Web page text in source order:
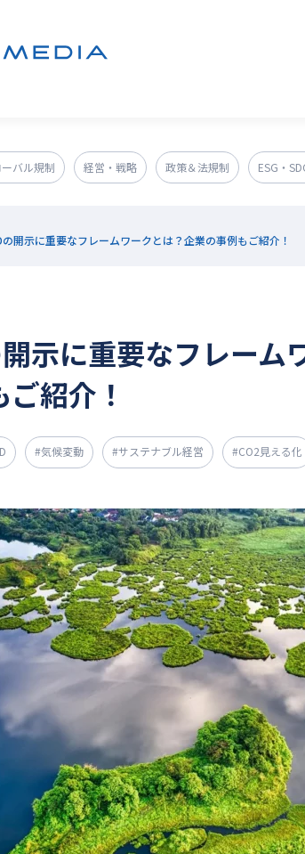
バル規制 経営・戦略 政策＆法規制 ESG・
の開示に重要なフレームワークとは？企業の事例もご紹介！
示に重要なフレーム
紹介！
#気候変動 #サステナブル経営 #CO2見える化